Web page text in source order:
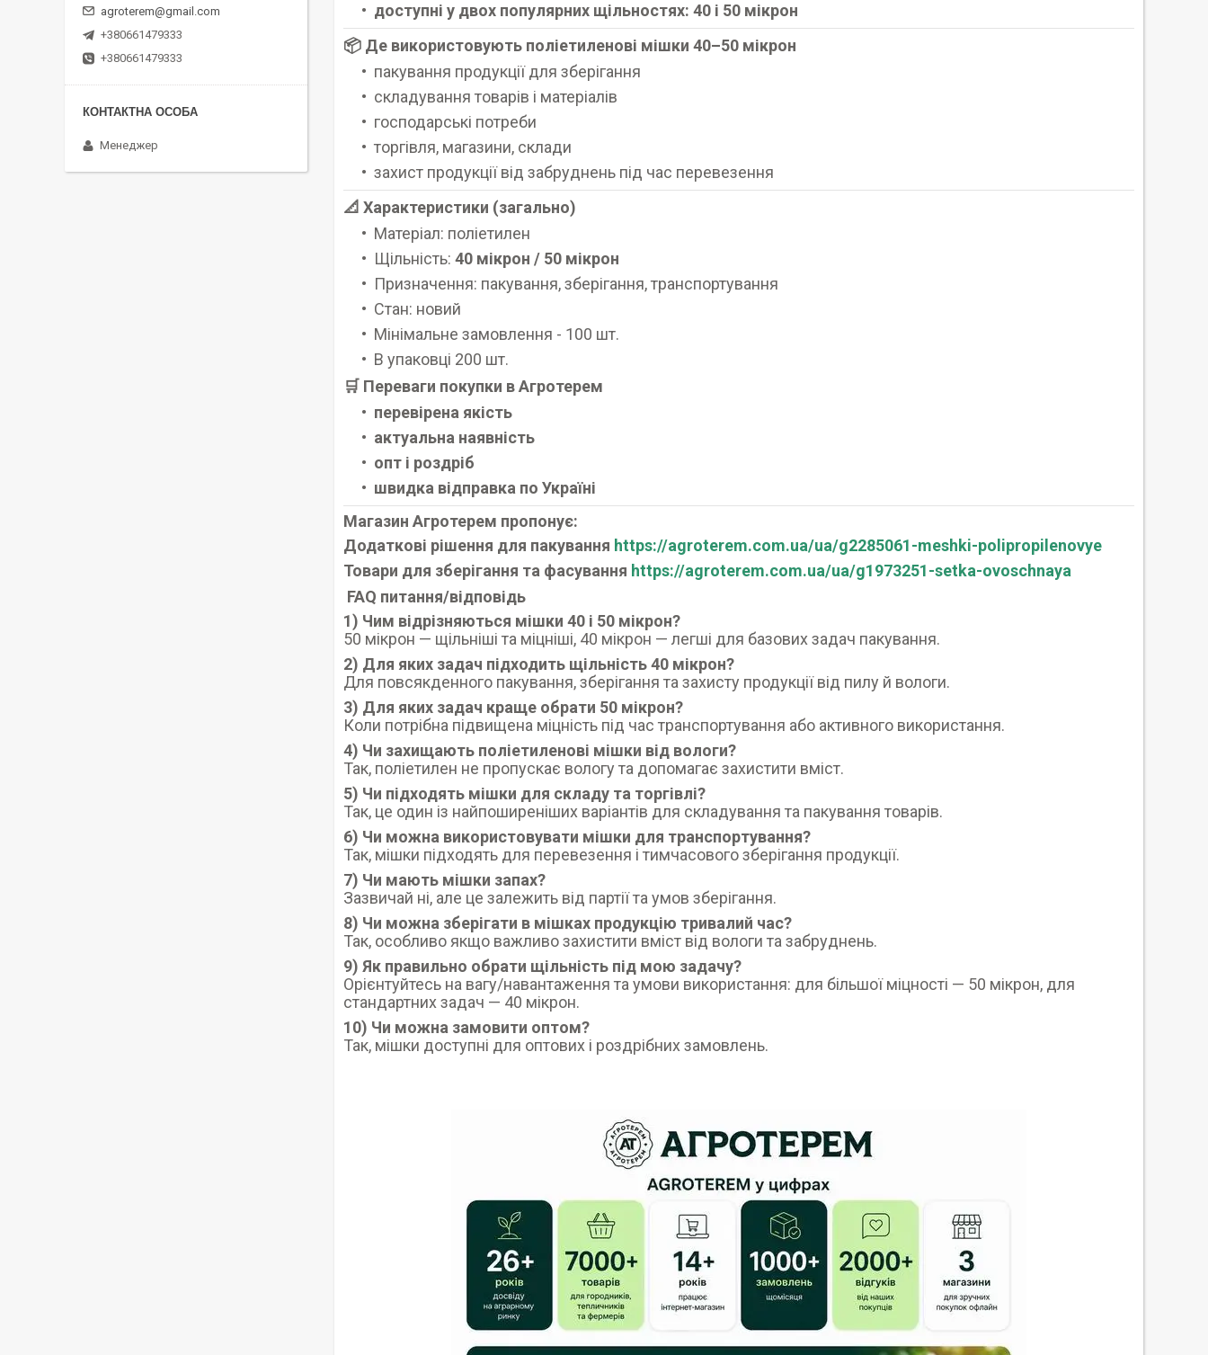
доступні у двох популярних щільностях: 40 і 50 мікрон
📦 Де використовують поліетиленові мішки 40–50 мікрон
пакування продукції для зберігання
складування товарів і матеріалів
господарські потреби
торгівля, магазини, склади
захист продукції від забруднень під час перевезення
📐 Характеристики (загально)
Матеріал: поліетилен
Щільність: 40 мікрон / 50 мікрон
Призначення: пакування, зберігання, транспортування
Стан: новий
Мінімальне замовлення - 100 шт.
В упаковці 200 шт.
🛒 Переваги покупки в Агротерем
перевірена якість
актуальна наявність
опт і роздріб
швидка відправка по Україні
Магазин Агротерем пропонує:
Додаткові рішення для пакування https://agroterem.com.ua/ua/g2285061-meshki-polipropilenovye
Товари для зберігання та фасування https://agroterem.com.ua/ua/g1973251-setka-ovoschnaya
FAQ питання/відповідь
1) Чим відрізняються мішки 40 і 50 мікрон?
50 мікрон — щільніші та міцніші, 40 мікрон — легші для базових задач пакування.
2) Для яких задач підходить щільність 40 мікрон?
Для повсякденного пакування, зберігання та захисту продукції від пилу й вологи.
3) Для яких задач краще обрати 50 мікрон?
Коли потрібна підвищена міцність під час транспортування або активного використання.
4) Чи захищають поліетиленові мішки від вологи?
Так, поліетилен не пропускає вологу та допомагає захистити вміст.
5) Чи підходять мішки для складу та торгівлі?
Так, це один із найпоширеніших варіантів для складування та пакування товарів.
6) Чи можна використовувати мішки для транспортування?
Так, мішки підходять для перевезення і тимчасового зберігання продукції.
7) Чи мають мішки запах?
Зазвичай ні, але це залежить від партії та умов зберігання.
8) Чи можна зберігати в мішках продукцію тривалий час?
Так, особливо якщо важливо захистити вміст від вологи та забруднень.
9) Як правильно обрати щільність під мою задачу?
Орієнтуйтесь на вагу/навантаження та умови використання: для більшої міцності — 50 мікрон, для
стандартних задач — 40 мікрон.
10) Чи можна замовити оптом?
Так, мішки доступні для оптових і роздрібних замовлень.
agroterem@gmail.com
+380661479333
+380661479333
Менеджер